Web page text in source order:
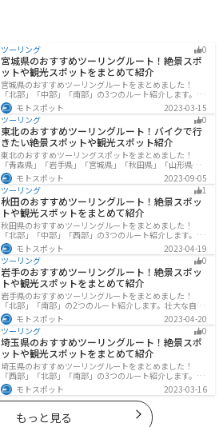
ツーリング 0
宮城県のおすすめツーリングルート！絶景スポ
ットや観光スポットをまとめて紹介
宮城県のおすすめツーリングルートをまとめました！
「北部」「中部」「南部」の3つのルート紹介します。キ
ツネ村や広大な山や滝、湖などを歴史や自然を満喫する
ツーリングができます。バイクで宮城県にツーリングに
行く際は参考にしてください。
モトスポット
2023-03-15
ツーリング
0
東北のおすすめツーリングルート！バイクで行
きたい絶景スポットや観光スポット紹介
東北のおすすめツーリングスポットをまとめました！
「青森県」「岩手県」「宮城県」「秋田県」「山形県」
「福島県」の各県の観光地紹介します。自然豊かな山々
や湖、温泉地が点在し、四季折々の景色を楽しめるスポ
ットが多数あります。バイクで東北にツーリングに行く
際は参考にしてください。
モトスポット
2023-09-05
ツーリング
1
秋田のおすすめツーリングルート！絶景スポッ
トや観光スポットをまとめて紹介
秋田県のおすすめツーリングルートをまとめました！
「北部」「中部」「西部」の3つのルート紹介します。自
然豊かな山々や湖、温泉地が点在し、四季折々の景色を
楽しめるスポットが多数あります。バイクで秋田県にツ
ーリングに行く際は参考にしてください。
モトスポット
2023-04-19
ツーリング
0
岩手のおすすめツーリングルート！絶景スポッ
トや観光スポットをまとめて紹介
岩手県のおすすめツーリングルートをまとめました！
「北部」「南部」の2つのルート紹介します。壮大な自然
や歴史的な観光スポットが多く存在するので楽しめま
す。バイクで岩手県にツーリングに行く際は参考にして
ください。
モトスポット
2023-04-20
ツーリング
0
埼玉県のおすすめツーリングルート！絶景スポ
ットや観光スポットをまとめて紹介
埼玉県のおすすめツーリングルートをまとめました！
「西部」「北部」「南部」の3つのルート紹介します。自
然豊かな西側と街中の東側で違った楽しみ方ができま
す。バイクで埼玉県にツーリングに行く際は参考にして
ください。
モトスポット 2023-03-16
もっと見る